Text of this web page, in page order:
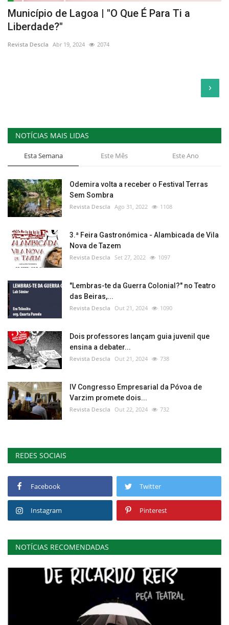
Município de Lagoa | "O Que É Para Ti a
Liberdade?"
Revista Descla Abr 19, 2024 2074
›
NOTÍCIAS MAIS LIDAS
Esta Semana Este Mês Este Ano
Odemira volta a receber o Festival Terras
Sem Sombra
Revista Descla Ago 31, 2022 1108
3.ª Feira Gastronómica - Alambicada de Vila
Nova de Tazem
Revista Descla Set 27, 2022 1097
"Lembras-te da Guerra Colonial?" no Teatro
das Beiras,...
Revista Descla Out 21, 2024 1090
Dois professores lançam guia juvenil que
ensina a debater...
Revista Descla Out 21, 2024 738
IV Congresso Empresarial da Póvoa de
Varzim promete dois...
Revista Descla Out 22, 2024 732
REDES SOCIAIS
Facebook Twitter
Instagram Pinterest
NOTÍCIAS RECOMENDADAS